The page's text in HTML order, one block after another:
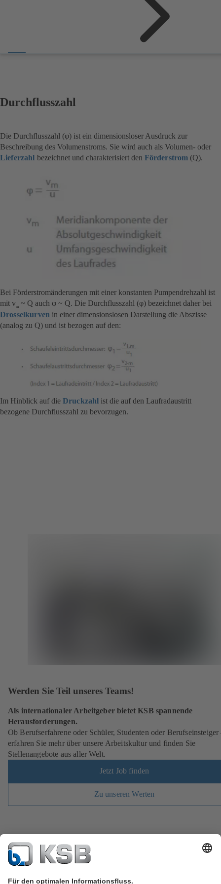
Durchflusszahl
Die Durchflusszahl (φ) ist ein dimensionsloser Ausdruck zur
Beschreibung des Volumenstroms. Sie wird auch als Volumen- oder
Lieferzahl bezeichnet und charakterisiert den Förderstrom (Q).
Bei Förderstromänderungen mit einer konstanten Pumpendrehzahl ist
mit vm ~ Q auch φ ~ Q. Die Durchflusszahl (φ) bezeichnet daher bei
Drosselkurven in einer dimensionslosen Darstellung die Abszisse
(analog zu Q) und ist bezogen auf den:
Im Hinblick auf die Druckzahl ist die auf den Laufradaustritt
bezogene Durchflusszahl zu bevorzugen.
Werden Sie Teil unseres Teams!
Als internationaler Arbeitgeber bietet KSB spannende
Herausforderungen.
Ob Berufserfahrene oder Schüler, Studenten oder Berufseinsteiger
erfahren Sie mehr über unsere Arbeitskultur und finden Sie
Stellenangebote aus aller Welt.
Jetzt Job finden
Zu unseren Werten